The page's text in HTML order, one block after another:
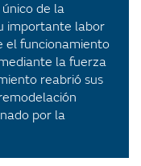
de la
importante labor
el funcionamiento
la fuerza
reabrió sus
por la